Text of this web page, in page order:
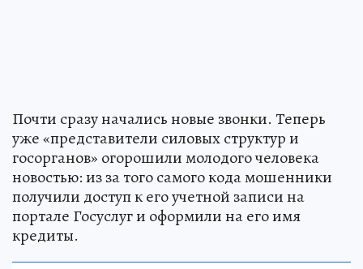
Почти сразу начались новые звонки. Теперь
уже «представители силовых структур и
госорганов» огорошили молодого человека
новостью: из за того самого кода мошенники
получили доступ к его учетной записи на
портале Госуслуг и оформили на его имя
кредиты.